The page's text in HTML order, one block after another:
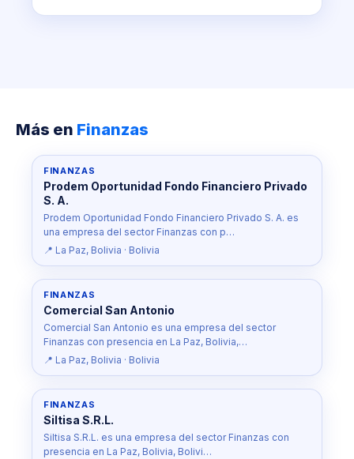
Más en Finanzas
FINANZAS
Prodem Oportunidad Fondo Financiero Privado
S. A.
Prodem Oportunidad Fondo Financiero Privado S. A. es
una empresa del sector Finanzas con p…
📍 La Paz, Bolivia · Bolivia
FINANZAS
Comercial San Antonio
Comercial San Antonio es una empresa del sector
Finanzas con presencia en La Paz, Bolivia,…
📍 La Paz, Bolivia · Bolivia
FINANZAS
Siltisa S.R.L.
Siltisa S.R.L. es una empresa del sector Finanzas con
presencia en La Paz, Bolivia, Bolivi…